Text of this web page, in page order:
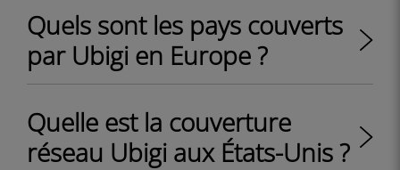
Quels sont les pays couverts
par Ubigi en Europe ?
Quelle est la couverture
réseau Ubigi aux États-Unis ?